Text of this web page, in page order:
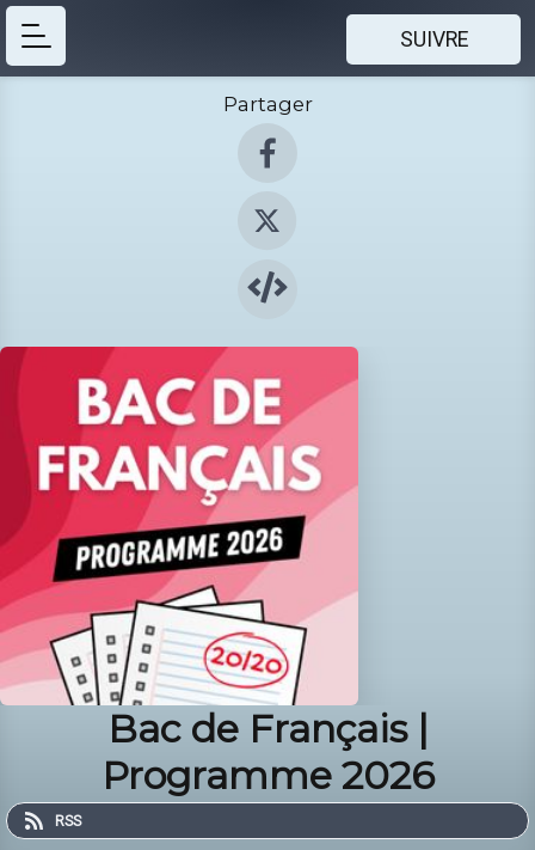
SUIVRE
Partager
Bac de Français |
Programme 2026
RSS